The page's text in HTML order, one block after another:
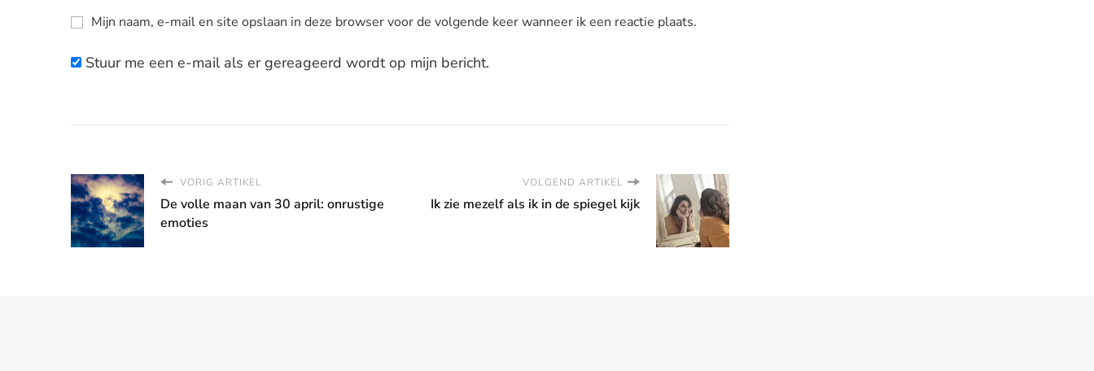
Mijn naam, e-mail en site opslaan in deze browser voor de volgende keer wanneer ik een reactie plaats.
Stuur me een e-mail als er gereageerd wordt op mijn bericht.
VORIG ARTIKEL
De volle maan van 30 april: onrustige
emoties
VOLGEND ARTIKEL
Ik zie mezelf als ik in de spiegel kijk